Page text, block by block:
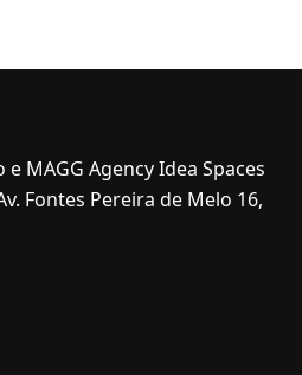
MAGG Agency Idea Spaces
Fontes Pereira de Melo 16,